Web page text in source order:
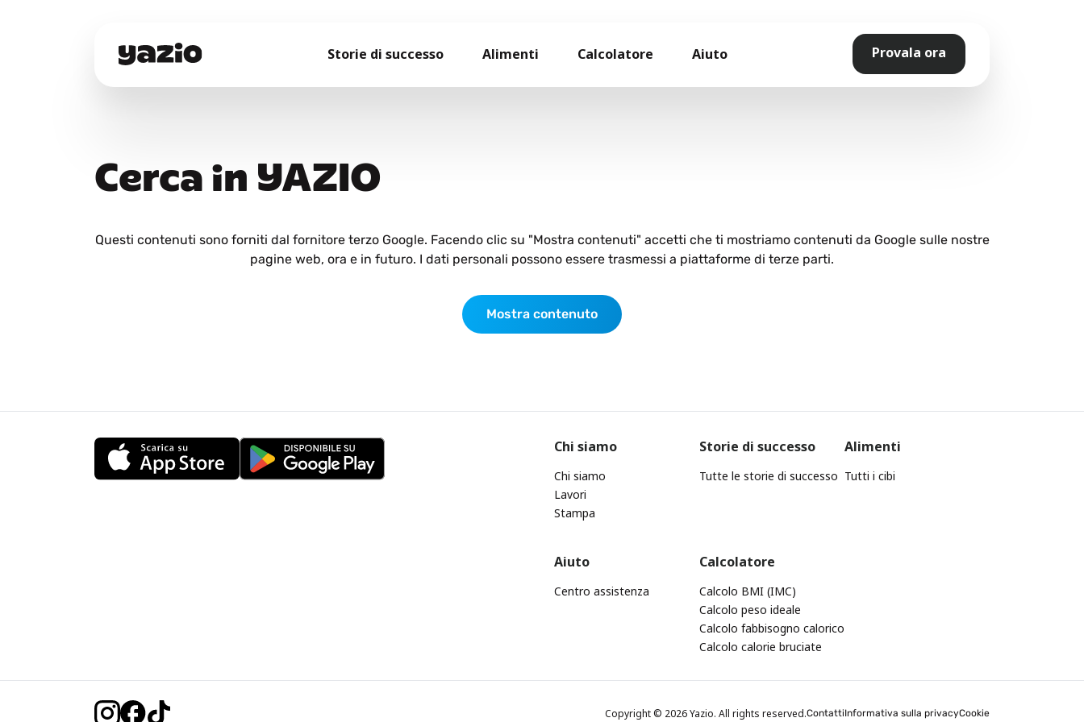
Storie di successo Alimenti Calcolatore Aiuto Provala ora
Cerca in YAZIO
Questi contenuti sono forniti dal fornitore terzo Google. Facendo clic su "Mostra contenuti" accetti che ti mostriamo contenuti da Google sulle nostre
pagine web, ora e in futuro. I dati personali possono essere trasmessi a piattaforme di terze parti.
Mostra contenuto
Chi siamo
Chi siamo
Lavori
Stampa
Storie di successo
Tutte le storie di successo
Alimenti
Tutti i cibi
Aiuto
Centro assistenza
Calcolatore
Calcolo BMI (IMC)
Calcolo peso ideale
Calcolo fabbisogno calorico
Calcolo calorie bruciate
Copyright © 2026 Yazio. All rights reserved.ContattiInformativa sulla privacyCookie